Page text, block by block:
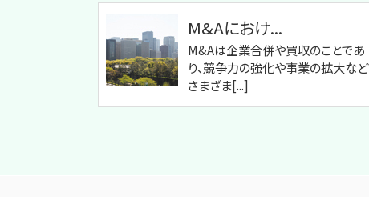
M&Aにおけ...
M&Aは企業合併や買収のことであ
り、競争力の強化や事業の拡大など
さまざま[...]